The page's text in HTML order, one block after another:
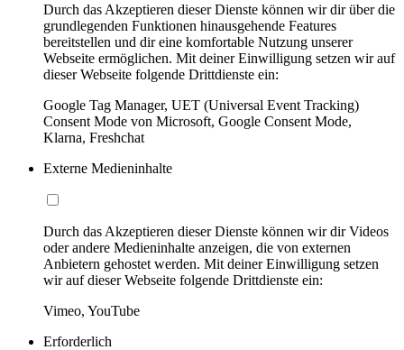
Durch das Akzeptieren dieser Dienste können wir dir über die
grundlegenden Funktionen hinausgehende Features
bereitstellen und dir eine komfortable Nutzung unserer
Webseite ermöglichen. Mit deiner Einwilligung setzen wir auf
dieser Webseite folgende Drittdienste ein:
Google Tag Manager, UET (Universal Event Tracking)
Consent Mode von Microsoft, Google Consent Mode,
Klarna, Freshchat
Externe Medieninhalte
Durch das Akzeptieren dieser Dienste können wir dir Videos
oder andere Medieninhalte anzeigen, die von externen
Anbietern gehostet werden. Mit deiner Einwilligung setzen
wir auf dieser Webseite folgende Drittdienste ein:
Vimeo, YouTube
Erforderlich